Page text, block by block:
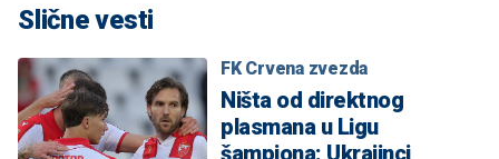
Slične vesti
FK Crvena zvezda
Ništa od direktnog
plasmana u Ligu
šampiona: Ukrajinci